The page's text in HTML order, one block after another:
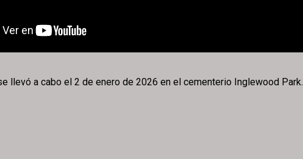
llevó a cabo el 2 de enero de 2026 en el cementerio Inglewood Park.